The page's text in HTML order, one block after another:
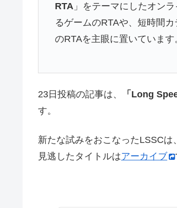
RTA 」をテーマにしたオン
るゲームのRTAや、短時間
のRTAを主眼に置いています
23日投稿の記事は、 「Long
す。
新たな試みをおこなったLSSCは
見逃したタイトルはアーカイブ